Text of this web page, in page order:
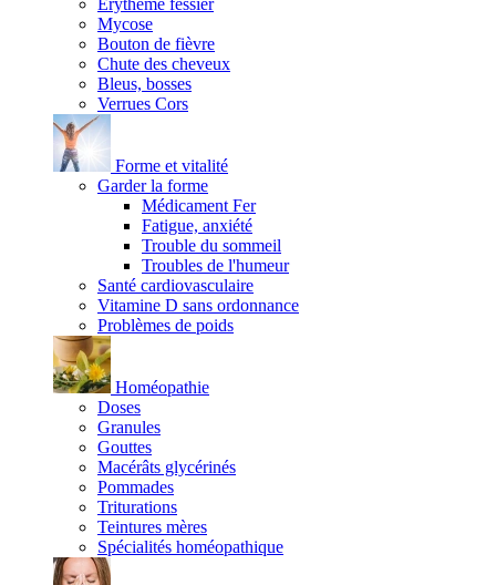
Erythème fessier
Mycose
Bouton de fièvre
Chute des cheveux
Bleus, bosses
Verrues Cors
Forme et vitalité
Garder la forme
Médicament Fer
Fatigue, anxiété
Trouble du sommeil
Troubles de l'humeur
Santé cardiovasculaire
Vitamine D sans ordonnance
Problèmes de poids
Homéopathie
Doses
Granules
Gouttes
Macérâts glycérinés
Pommades
Triturations
Teintures mères
Spécialités homéopathique